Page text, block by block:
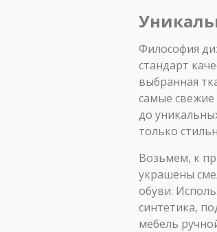
Философия
стандарт
выбранная
самые свежие
до
только
Возьмем, к
украшены
обуви.
синтетика,
мебель